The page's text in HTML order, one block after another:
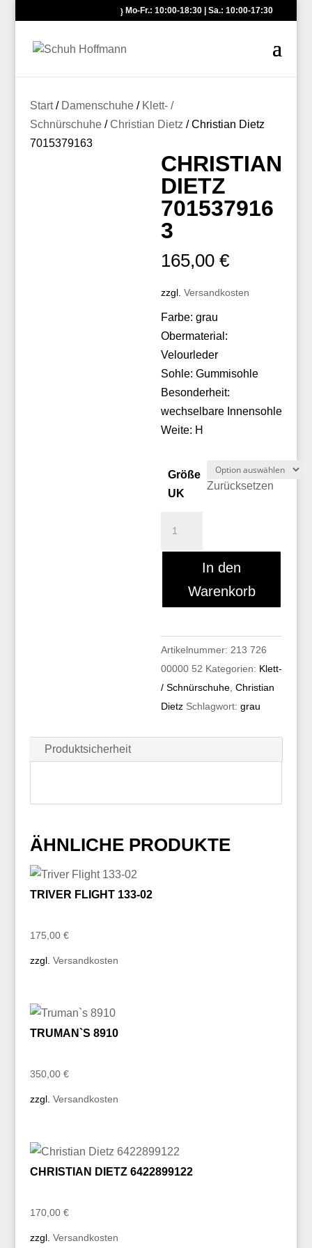
Mo-Fr.: 10:00-18:30 | Sa.: 10:00-17:30
Start/ Damenschuhe/ Klett- /
Schnürschuhe/Christian Dietz / Christian Dietz
7015379163
CHRISTIAN
DIETZ
701537916
3
165,00€
zzgl.Versandkosten
Farbe: grau
Obermaterial:
Velourleder
Sohle: Gummisohle
Besonderheit:
wechselbare Innensohle
Weite: H
Größe
UK
Zurücksetzen
In den
Warenkorb
Artikelnummer: 213 726
00000 52 Kategorien: Klett-
/ Schnürschuhe ,Christian
Dietz Schlagwort:grau
Produktsicherheit
ÄHNLICHE PRODUKTE
TRIVER FLIGHT 133-02
175,00 €
zzgl. Versandkosten
TRUMAN`S 8910
350,00 €
zzgl. Versandkosten
CHRISTIAN DIETZ 6422899122
170,00 €
zzgl. Versandkosten